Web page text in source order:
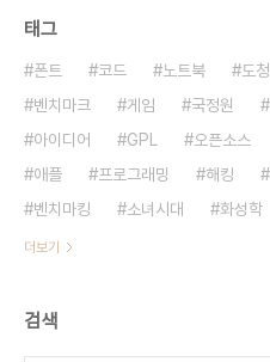
태그
폰트 코드 노트북 도청
벤치마크
게임 국정원
아이디어
GPL 오픈소스
애플
프로그래밍 해킹
벤치마킹
소녀시대 화성학
더보기
검색